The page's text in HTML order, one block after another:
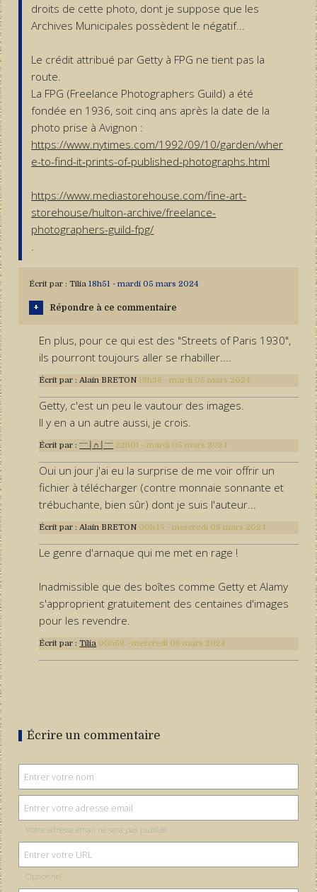
droits de cette photo, dont je suppose que les
Archives Municipales possèdent le négatif...
Le crédit attribué par Getty à FPG ne tient pas la
route.
La FPG (Freelance Photographers Guild) a été
fondée en 1936, soit cinq ans après la date de la
photo prise à Avignon :
https://www.nytimes.com/1992/09/10/garden/wher
e-to-find-it-prints-of-published-photographs.html
https://www.mediastorehouse.com/fine-art-
storehouse/hulton-archive/freelance-
photographers-guild-fpg/
.
Écrit par : Tilia 18h51 - mardi 05 mars 2024
Répondre à ce commentaire
En plus, pour ce qui est des "Streets of Paris 1930",
ils pourront toujours aller se rhabiller....
Écrit par :Alain BRETON 19h36 -mardi 05 mars 2024
Getty, c'est un peu le vautour des images.
Il y en a un autre aussi, je crois.
Écrit par :ˉˉˉ│∩│ˉˉˉ 22h01 -mardi 05 mars 2024
Oui un jour j'ai eu la surprise de me voir offrir un
fichier à télécharger (contre monnaie sonnante et
trébuchante, bien sûr) dont je suis l'auteur...
Écrit par :Alain BRETON 00h45 -mercredi 06 mars 2024
Le genre d'arnaque qui me met en rage !
Inadmissible que des boîtes comme Getty et Alamy
s'approprient gratuitement des centaines d'images
pour les revendre.
Écrit par :Tilia 00h59 -mercredi 06 mars 2024
Écrire un commentaire
Votre adresse email ne sera pas publiée
Optionnel